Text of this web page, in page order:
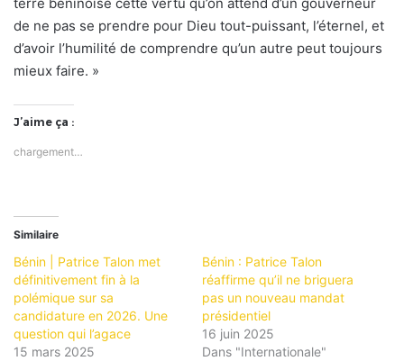
terre béninoise cette vertu qu’on attend d’un gouverneur
de ne pas se prendre pour Dieu tout-puissant, l’éternel, et
d’avoir l’humilité de comprendre qu’un autre peut toujours
mieux faire. »
J’aime ça :
chargement…
Similaire
Bénin | Patrice Talon met
définitivement fin à la
polémique sur sa
candidature en 2026. Une
question qui l’agace
15 mars 2025
Bénin : Patrice Talon
réaffirme qu’il ne briguera
pas un nouveau mandat
présidentiel
16 juin 2025
Dans "Internationale"